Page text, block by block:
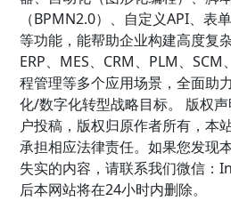
（BPMN2.0）、自定义API、表
等功能，能帮助企业构建高度复
ERP、MES、CRM、PLM、
程管理等多个应用场景，全面助
化/数字化转型战略目标。 版权
户投稿，版权归原作者所有，本
承担相应法律责任。如果您发现
失实的内容，请联系我们微信：
后本网站将在24小时内删除。